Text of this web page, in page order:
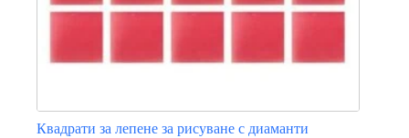
Квадрати за лепене за рисуване с диаманти